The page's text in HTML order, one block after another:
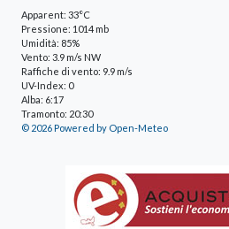
Apparent: 33°C
Pressione: 1014 mb
Umidità: 85%
Vento: 3.9 m/s NW
Raffiche di vento: 9.9 m/s
UV-Index: 0
Alba: 6:17
Tramonto: 20:30
© 2026 Powered by Open-Meteo